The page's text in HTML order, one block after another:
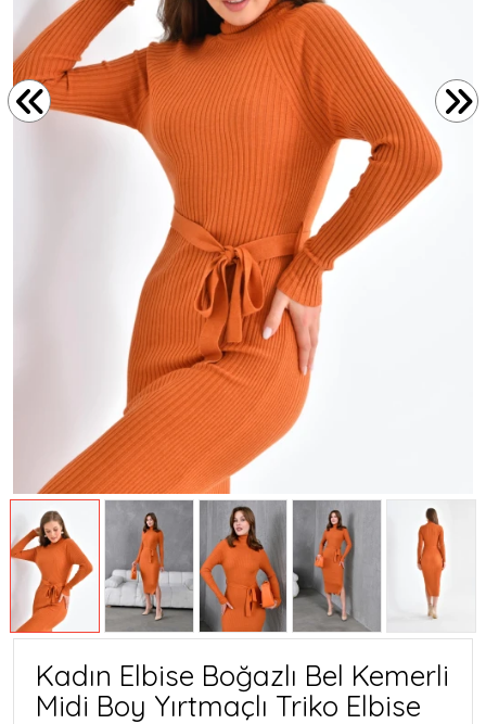
Kadın Elbise Boğazlı Bel Kemerli
Midi Boy Yırtmaçlı Triko Elbise